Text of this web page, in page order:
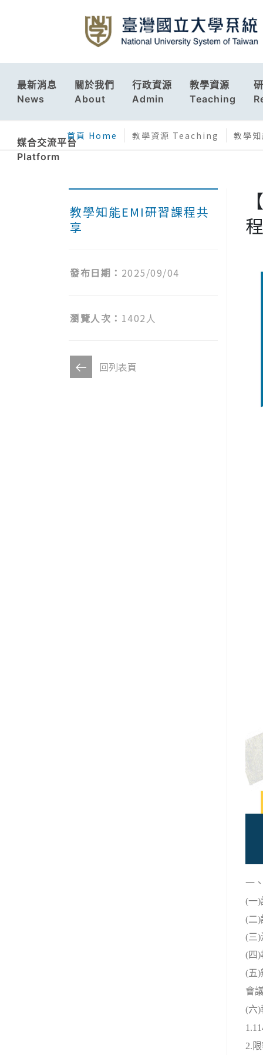
最新消息
News
關於我們
About
行政資源
Admin
教學資源
Teaching
媒合交流平台
Platform
首頁 Home 教學資源 Teaching 教學
教學知能EMI研習課程共
享
發布日期： 2025/09/04
瀏覽人次： 1402人
回列表頁
一
(一)
(二
(三
(四
(五
會
(六
2.